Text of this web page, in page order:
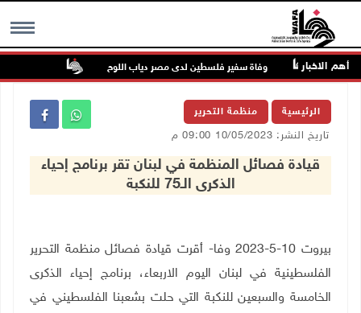
MENU أهم الاخبار وفاة سفير فلسطين لدى مصر دياب اللوح
الرئيسية منظمة التحرير
تاريخ النشر: 10/05/2023 09:00 م
قيادة فصائل المنظمة في لبنان تقر برنامج إحياء
الذكرى الـ75 للنكبة
بيروت 10-5-2023 وفا- أقرت قيادة فصائل منظمة التحرير
الفلسطينية في لبنان اليوم الاربعاء، برنامج إحياء الذكرى
الخامسة والسبعين للنكبة التي حلت بشعبنا الفلسطيني في